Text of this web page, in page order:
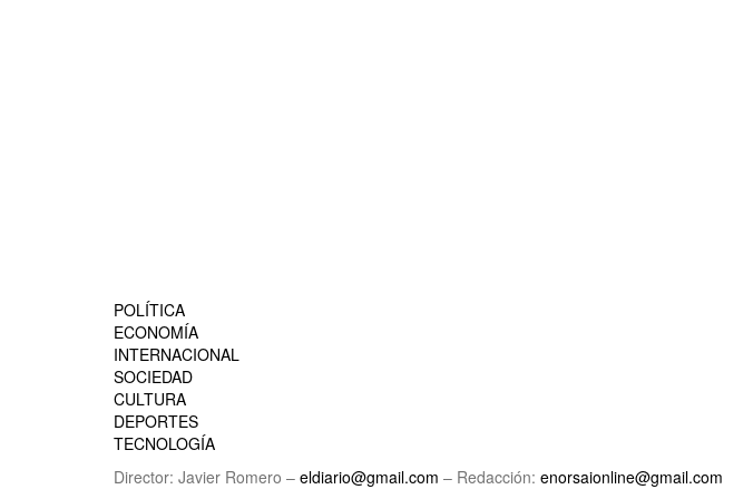
POLÍTICA
ECONOMÍA
INTERNACIONAL
SOCIEDAD
CULTURA
DEPORTES
TECNOLOGÍA
Director: Javier Romero – eldiario@gmail.com – Redacción: enorsaionline@gmail.com